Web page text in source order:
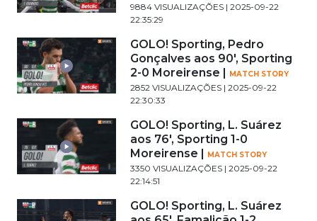
9884 VISUALIZAÇÕES | 2025-09-22
22:35:29
GOLO! Sporting, Pedro
Gonçalves aos 90', Sporting
2-0 Moreirense |
MATCH STORY
2852 VISUALIZAÇÕES | 2025-09-22
22:30:33
GOLO! Sporting, L. Suárez
aos 76', Sporting 1-0
Moreirense |
MATCH STORY
3350 VISUALIZAÇÕES | 2025-09-22
22:14:51
GOLO! Sporting, L. Suárez